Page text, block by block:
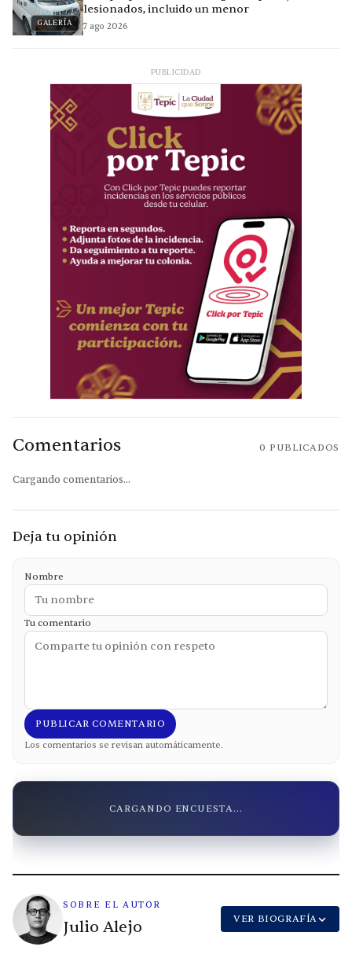
GALERÍA
lesionados, incluido un menor
7 ago 2026
PUBLICIDAD
Comentarios 0 PUBLICADOS
Cargando comentarios...
Deja tu opinión
Nombre
Tu comentario
PUBLICAR COMENTARIO
Los comentarios se revisan automáticamente.
CARGANDO ENCUESTA...
SOBRE EL AUTOR
Julio Alejo VER BIOGRAFÍA